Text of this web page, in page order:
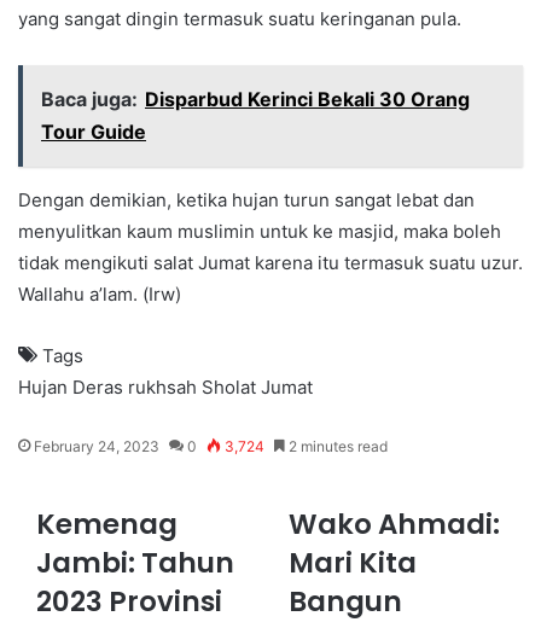
yang sangat dingin termasuk suatu keringanan pula.
Baca juga: Disparbud Kerinci Bekali 30 Orang
Tour Guide
Dengan demikian, ketika hujan turun sangat lebat dan
menyulitkan kaum muslimin untuk ke masjid, maka boleh
tidak mengikuti salat Jumat karena itu termasuk suatu uzur.
Wallahu a’lam. (Irw)
Tags
Hujan Deras rukhsah Sholat Jumat
February 24, 2023 0 3,724 2 minutes read
Kemenag
Jambi: Tahun
2023 Provinsi
Wako Ahmadi:
Mari Kita
Bangun